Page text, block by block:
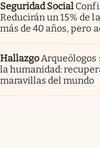
Seguridad Social
Reducirán un 15% de
más de 40 años, pero
Hallazgo Arqueólogos
la humanidad:
maravillas del mundo